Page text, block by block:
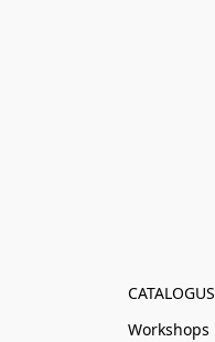
CATALOGUS
Workshops